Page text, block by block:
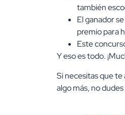
también
El ganador
premio para
Este
Y eso es todo.
Si necesitas que
algo más, no